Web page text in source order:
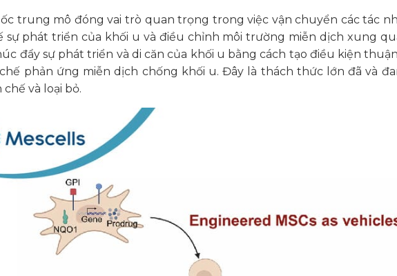
trung mô đóng vai trò quan trọng trong việc vận chuyển các tác
sự phát triển của khối u và điều chỉnh môi trường miễn dịch xung
đẩy sự phát triển và di căn của khối u bằng cách tạo điều kiện
phản ứng miễn dịch chống khối u. Đây là thách thức lớn đã và
chế và loại bỏ.